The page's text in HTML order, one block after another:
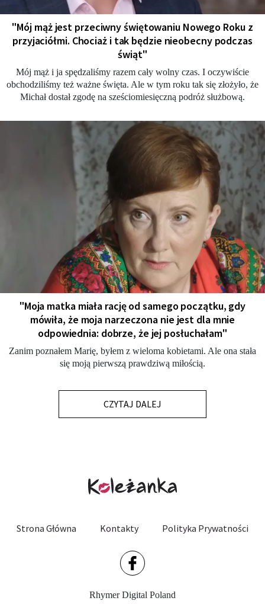
"Mój mąż jest przeciwny świętowaniu Nowego Roku z
przyjaciółmi. Chociaż i tak będzie nieobecny podczas
świąt"
Mój mąż i ja spędzaliśmy razem cały wolny czas. I oczywiście
obchodziliśmy też ważne święta. Ale w tym roku tak się złożyło, że
Michał dostał zgodę na sześciomiesięczną podróż służbową.
"Moja matka miała rację od samego początku, gdy
mówiła, że moja narzeczona nie jest dla mnie
odpowiednia: dobrze, że jej posłuchałam"
Zanim poznałem Marię, byłem z wieloma kobietami. Ale ona stała
się moją pierwszą prawdziwą miłością.
CZYTAJ DALEJ
Strona Główna Kontakty Polityka Prywatności
Rhymer Digital Poland